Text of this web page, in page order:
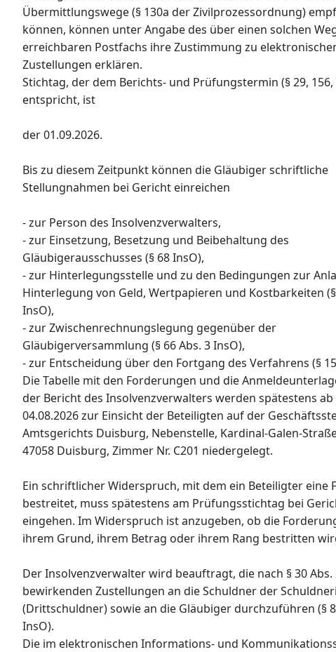
Übermittlungswege (§ 130a der Zivilprozessordnung)
können, können unter Angabe des über einen solchen
erreichbaren Postfachs ihre Zustimmung zu
Zustellungen erklären.
Stichtag, der dem Berichts- und Prüfungstermin (§ 29, 156,
entspricht, ist
der 01.09.2026.
Bis zu diesem Zeitpunkt können die Gläubiger schriftliche
Stellungnahmen bei Gericht einreichen
- zur Person des Insolvenzverwalters,
- zur Einsetzung, Besetzung und Beibehaltung des
Gläubigerausschusses (§ 68 InsO),
- zur Hinterlegungsstelle und zu den Bedingungen zur
Hinterlegung von Geld, Wertpapieren und Kostbarkeiten
InsO),
- zur Zwischenrechnungslegung gegenüber der
Gläubigerversammlung (§ 66 Abs. 3 InsO),
- zur Entscheidung über den Fortgang des Verfahrens (§
Die Tabelle mit den Forderungen und die
der Bericht des Insolvenzverwalters werden spätestens ab
04.08.2026 zur Einsicht der Beteiligten auf der
Amtsgerichts Duisburg, Nebenstelle, Kardinal-Galen-
47058 Duisburg, Zimmer Nr. C201 niedergelegt.
Ein schriftlicher Widerspruch, mit dem ein Beteiligter eine
bestreitet, muss spätestens am Prüfungsstichtag bei
eingehen. Im Widerspruch ist anzugeben, ob die
ihrem Grund, ihrem Betrag oder ihrem Rang bestritten
Der Insolvenzverwalter wird beauftragt, die nach § 30 Abs.
bewirkenden Zustellungen an die Schuldner der
(Drittschuldner) sowie an die Gläubiger durchzuführen (§
InsO).
Die im elektronischen Informations- und